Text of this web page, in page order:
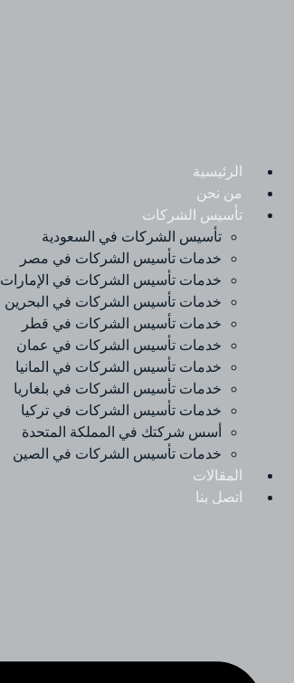
الرئيسية
من نحن
تأسيس الشركات
تأسيس الشركات في السعودية
خدمات تأسيس الشركات في مصر
خدمات تأسيس الشركات في الإمارات
خدمات تأسيس الشركات في البحرين
خدمات تأسيس الشركات في قطر
خدمات تأسيس الشركات في عمان
خدمات تأسيس الشركات في المانيا
خدمات تأسيس الشركات في بلغاريا
خدمات تأسيس الشركات في تركيا
أسس شركتك في المملكة المتحدة
خدمات تأسيس الشركات في الصين
المقالات
اتصل بنا